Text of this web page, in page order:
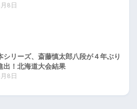
8日
シリーズ、斎藤慎太郎八段が４年ぶり
出！北海道大会結果
8日